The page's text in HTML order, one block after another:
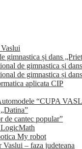
gimnastica și dans
de gimnastica și
de gimnastica și
aplicata CIP
“CUPA
de cantec popular”
My robot
– faza judeteana